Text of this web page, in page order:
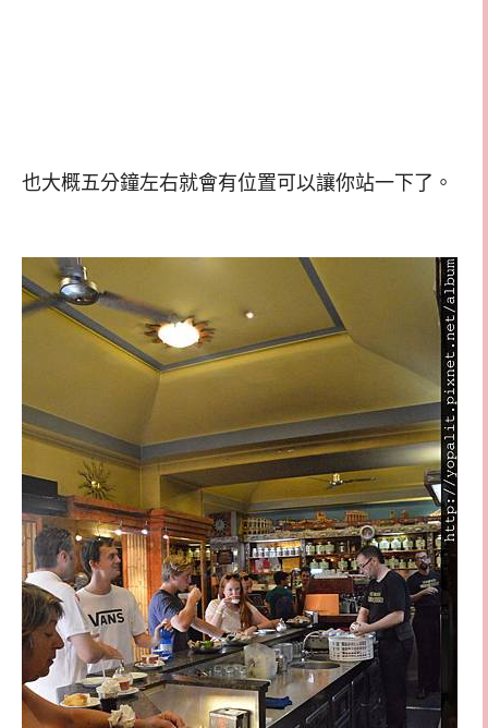
也大概五分鐘左右就會有位置可以讓你站一下了。